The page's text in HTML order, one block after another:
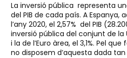
La inversió pública representa
del PIB de cada país. A Espanya,
l’any 2020, el 2,57% del PIB
inversió pública del conjunt de la
i la de l’Euro àrea, el 3,1%. Pel
no disposem d’aquesta dada